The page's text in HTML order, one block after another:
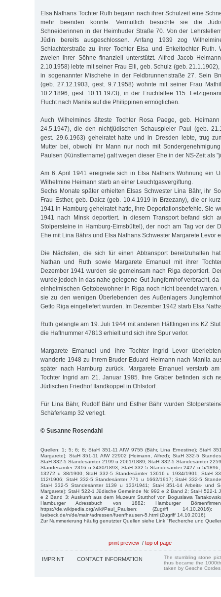
Elsa Nathans Tochter Ruth begann nach ihrer Schulzeit eine
mehr beenden konnte. Vermutlich besuchte sie die
Schneiderinnen in der Heimhuder Straße 70. Von der
Jüdin bereits ausgeschlossen. Anfang 1939 zog
Schlachterstraße zu ihrer Tochter Elsa und Enkeltochter Ruth.
zweien ihrer Söhne finanziell unterstützt. Alfred Jacob
2.10.1958) lebte mit seiner Frau Elli, geb. Schulz (geb.
in sogenannter Mischehe in der Feldbrunnenstraße 27. Sein
(geb. 27.12.1903, gest. 9.7.1958) wohnte mit seiner Frau
10.2.1896, gest. 10.11.1973), in der Fruchtallee 115.
Flucht nach Manila auf die Philippinen ermöglichen.
Auch Wilhelmines älteste Tochter Rosa Paege, geb.
24.5.1947), die den nichtjüdischen Schauspieler Paul (geb.
gest. 29.6.1963) geheiratet hatte und in Dresden lebte, trug
Mutter bei, obwohl ihr Mann nur noch mit
Paulsen (Künstlername) galt wegen dieser Ehe in der NS-Zeit als
Am 6. April 1941 ereignete sich in Elsa Nathans Wohnung ein
Wilhelmine Heimann starb an einer Leuchtgasvergiftung.
Sechs Monate später erhielten Elsas Schwester Lina Bähr, ihr
Frau Esther, geb. Daicz (geb. 10.4.1919 in Brzezany), die er
1941 in Hamburg geheiratet hatte, ihre Deportationsbefehle. Sie
1941 nach Minsk deportiert. In diesem Transport befand sich
Stolpersteine in Hamburg-Eimsbüttel), der noch am Tag vor der
Ehe mit Lina Bährs und Elsa Nathans Schwester Margarete Levor
Die Nächsten, die sich für einen Abtransport bereitzuhalten
Nathan und Ruth sowie Margarete Emanuel mit ihrer
Dezember 1941 wurden sie gemeinsam nach Riga deportiert.
wurde jedoch in das nahe gelegene Gut Jungfernhof verbracht,
einheimischen Gettobewohner in Riga noch nicht beendet waren.
sie zu den wenigen Überlebenden des Außenlagers
Getto Riga eingeliefert wurden. Im Dezember 1942 starb Elsa
Ruth gelangte am 19. Juli 1944 mit anderen Häftlingen ins KZ
die Haftnummer 47813 erhielt und sich ihre Spur verlor.
Margarete Emanuel und ihre Tochter Ingrid Levor
wanderte 1948 zu ihrem Bruder Eduard Heimann nach Manila
später nach Hamburg zurück. Margarete Emanuel verstarb
Tochter Ingrid am 21. Januar 1985. Ihre Gräber befinden sich
Jüdischen Friedhof Ilandkoppel in Ohlsdorf.
Für Lina Bähr, Rudolf Bähr und Esther Bähr wurden
Schäferkamp 32 verlegt.
© Susanne Rosendahl
Quellen: 1; 5; 6; 8; StaH 351-11 AfW 9755 (Bähr, Lina Ernestine); StaH
Margarete); StaH 351-11 AfW 22902 (Heimann, Alfred); StaH 332-5
StaH 332-5 Standesämter 2199 u 2061/1889; StaH 332-5 Standesämter
Standesämter 2316 u 3430/1893; StaH 332-5 Standesämter 2427 u 5/
13272 u 38/1900; StaH 332-5 Standesämter 13616 u 1934/1901; StaH
112/1906; StaH 332-5 Standesämter 771 u 1662/1917; StaH 332-5
StaH 332-5 Standesämter 1139 u 133/1941; StaH 351-14 Arbeits- und
Margarete); StaH 522-1 Jüdische Gemeinde Nr. 992 e 2 Band 2; StaH 522-1
e 2 Band 3; Auskunft aus dem Muzeum Stutthof von Boguslawa
Hamburger Adressbuch von 1882; Hamburger
https://de.wikipedia.org/wiki/Paul_Paulsen; (Zugriff 14.10.2016);
luebeck.de/n/de/main/adressen/fuenfhausen-5.html (Zugriff 14.10.2016).
Zur Nummerierung häufig genutzter Quellen siehe Link "Recherche und
print preview / top of page
IMPRINT CONTACT INFORMATION
The stumbling stone
thus became the
taken by Gesche